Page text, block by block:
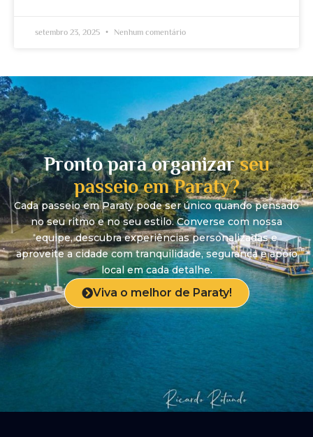
setembro 23, 2025 Nenhum comentário
Pronto para organizarseu
passeio em Paraty?
Cada passeio em Paraty pode ser único quando pensado
no seu ritmo e no seu estilo. Converse com nossa
equipe, descubra experiências personalizadas e
aproveite a cidade com tranquilidade, segurança e apoio
local em cada detalhe.
Viva o melhor de Paraty!